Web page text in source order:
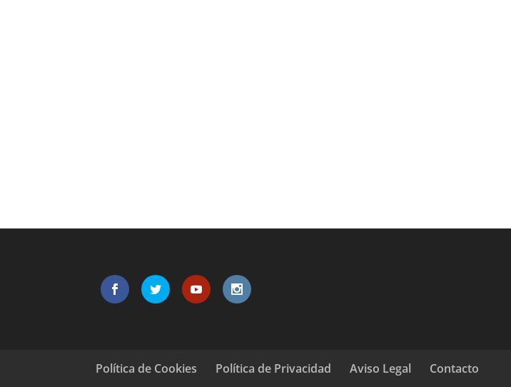
Política de Cookies Política de Privacidad Aviso Legal Contacto